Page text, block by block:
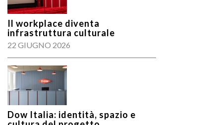
Il workplace diventa
infrastruttura culturale
22 GIUGNO 2026
Dow Italia: identità, spazio e